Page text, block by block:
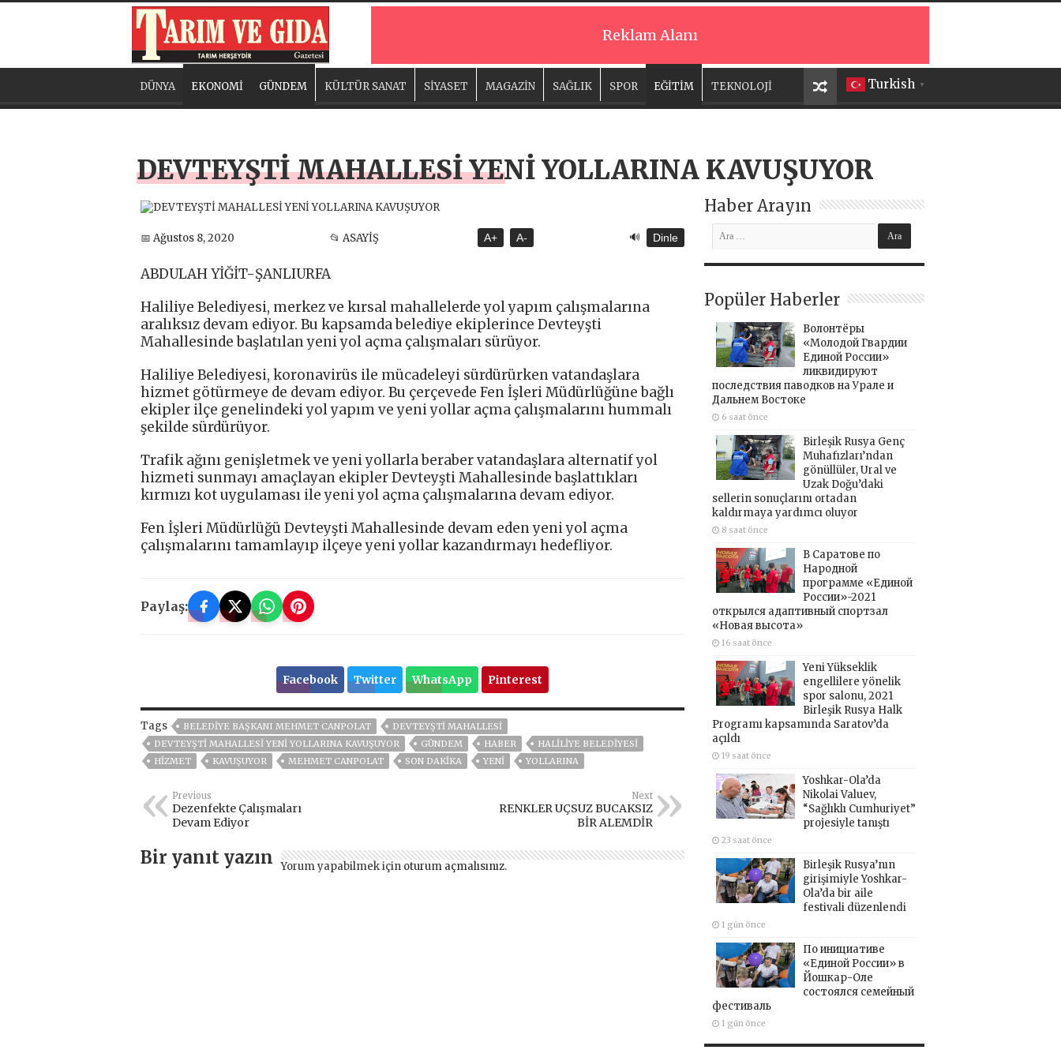
Reklam Alanı
Turkish ▼
DÜNYA EKONOMİ GÜNDEM KÜLTÜR SANAT SİYASET MAGAZİN SAĞLIK SPOR EĞİTİM TEKNOLOJİ
DEVTEYŞTİ MAHALLESİ YENİ YOLLARINA KAVUŞUYOR
📅 Ağustos 8, 2020 📂 ASAYİŞ A+ A- 🔊 Dinle
ABDULAH YİĞİT-ŞANLIURFA
Haliliye Belediyesi, merkez ve kırsal mahallelerde yol yapım çalışmalarına
aralıksız devam ediyor. Bu kapsamda belediye ekiplerince Devteyşti
Mahallesinde başlatılan yeni yol açma çalışmaları sürüyor.
Haliliye Belediyesi, koronavirüs ile mücadeleyi sürdürürken vatandaşlara
hizmet götürmeye de devam ediyor. Bu çerçevede Fen İşleri Müdürlüğüne bağlı
ekipler ilçe genelindeki yol yapım ve yeni yollar açma çalışmalarını hummalı
şekilde sürdürüyor.
Trafik ağını genişletmek ve yeni yollarla beraber vatandaşlara alternatif yol
hizmeti sunmayı amaçlayan ekipler Devteyşti Mahallesinde başlattıkları
kırmızı kot uygulaması ile yeni yol açma çalışmalarına devam ediyor.
Fen İşleri Müdürlüğü Devteyşti Mahallesinde devam eden yeni yol açma
çalışmalarını tamamlayıp ilçeye yeni yollar kazandırmayı hedefliyor.
Paylaş:
Facebook Twitter WhatsApp Pinterest
Tags BELEDIYE BAŞKANI MEHMET CANPOLAT
DEVTEYŞTİ MAHALLESİ
DEVTEYŞTİ MAHALLESİ YENİ YOLLARINA KAVUŞUYOR
GÜNDEM HABER
HALİLİYE BELEDİYESİ
HİZMET
KAVUŞUYOR MEHMET CANPOLAT SON DAKIKA YENİ YOLLARINA
Previous
Dezenfekte Çalışmaları
Devam Ediyor
Next
RENKLER UÇSUZ BUCAKSIZ
BİR ALEMDİR
Bir yanıt yazın Yorum yapabilmek için oturum açmalısınız.
Haber Arayın
Popüler Haberler
Волонтёры
«Молодой Гвардии
Единой России»
ликвидируют
последствия паводков на Урале и
Дальнем Востоке
6 saat önce
Birleşik Rusya Genç
Muhafızları’ndan
gönüllüler, Ural ve
Uzak Doğu’daki
sellerin sonuçlarını ortadan
kaldırmaya yardımcı oluyor
8 saat önce
В Саратове по
Народной
программе «Единой
России»-2021
открылся адаптивный спортзал
«Новая высота»
16 saat önce
Yeni Yükseklik
engellilere yönelik
spor salonu, 2021
Birleşik Rusya Halk
Programı kapsamında Saratov’da
açıldı
19 saat önce
Yoshkar-Ola’da
Nikolai Valuev,
“Sağlıklı Cumhuriyet”
projesiyle tanıştı
23 saat önce
Birleşik Rusya’nın
girişimiyle Yoshkar-
Ola’da bir aile
festivali düzenlendi
1 gün önce
По инициативе
«Единой России» в
Йошкар-Оле
состоялся семейный
фестиваль
1 gün önce